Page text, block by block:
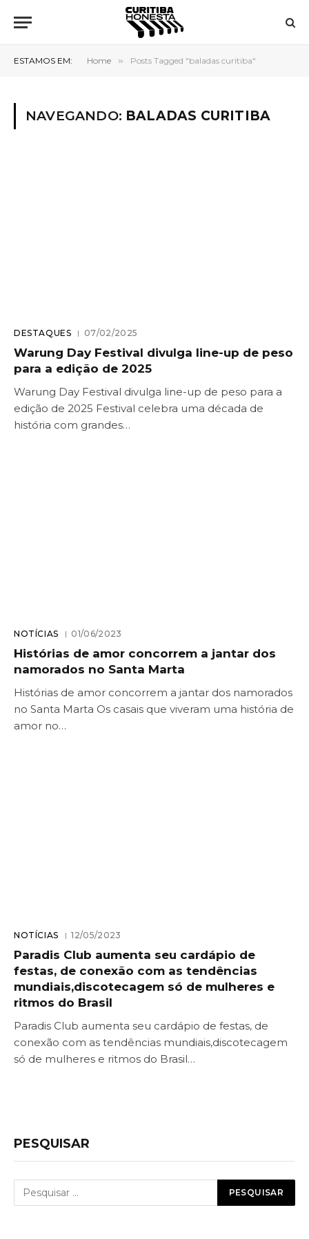
ESTAMOS EM: Home » Posts Tagged "baladas curitiba"
NAVEGANDO: BALADAS CURITIBA
DESTAQUES 07/02/2025
Warung Day Festival divulga line-up de peso
para a edição de 2025
Warung Day Festival divulga line-up de peso para a
edição de 2025 Festival celebra uma década de
história com grandes…
NOTÍCIAS 01/06/2023
Histórias de amor concorrem a jantar dos
namorados no Santa Marta
Histórias de amor concorrem a jantar dos namorados
no Santa Marta Os casais que viveram uma história de
amor no…
NOTÍCIAS 12/05/2023
Paradis Club aumenta seu cardápio de
festas, de conexão com as tendências
mundiais,discotecagem só de mulheres e
ritmos do Brasil
Paradis Club aumenta seu cardápio de festas, de
conexão com as tendências mundiais,discotecagem
só de mulheres e ritmos do Brasil…
PESQUISAR